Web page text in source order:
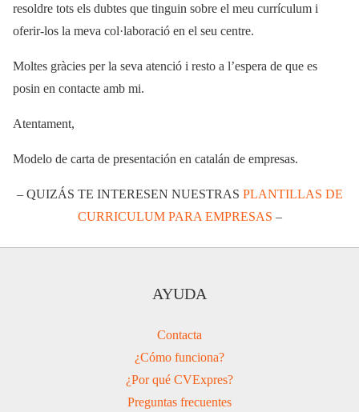
resoldre tots els dubtes que tinguin sobre el meu currículum i
oferir-los la meva col·laboració en el seu centre.
Moltes gràcies per la seva atenció i resto a l’espera de que es
posin en contacte amb mi.
Atentament,
Modelo de carta de presentación en catalán de empresas.
– QUIZÁS TE INTERESEN NUESTRAS PLANTILLAS DE
CURRICULUM PARA EMPRESAS –
AYUDA
Contacta
¿Cómo funciona?
¿Por qué CVExpres?
Preguntas frecuentes